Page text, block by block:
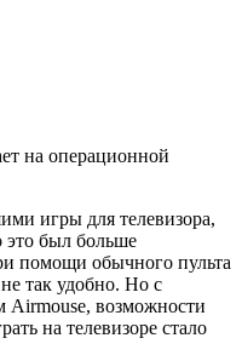
на операционной
игры для телевизора,
был больше
помощи обычного пульта
так удобно. Но с
Airmouse, возможности
на телевизоре стало